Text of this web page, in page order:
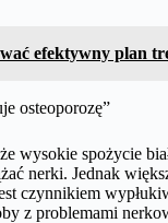
efektywny plan
osteoporozę”
wysokie spożycie
nerki. Jednak
czynnikiem
z problemami